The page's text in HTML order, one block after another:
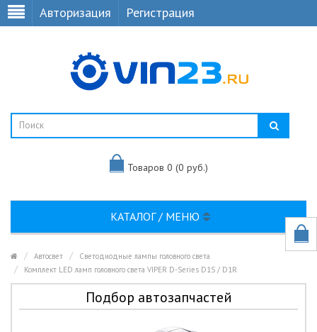
Авторизация Регистрация
Товаров 0 (0 руб.)
КАТАЛОГ / МЕНЮ
Автосвет
Светодиодные лампы головного света
Комплект LED ламп головного света VIPER D-Series D1S / D1R
Подбор автозапчастей